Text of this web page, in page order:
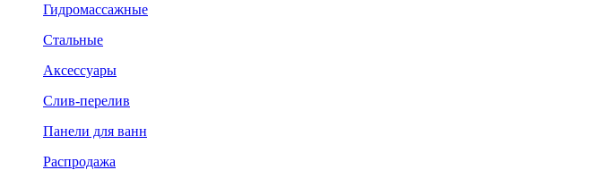
Гидромассажные
Стальные
Аксессуары
Слив-перелив
Панели для ванн
Распродажа